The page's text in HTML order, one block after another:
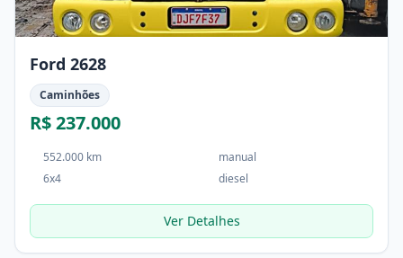
Ford 2628
Caminhões
R$ 237.000
552.000 km
manual
6x4
diesel
Ver Detalhes